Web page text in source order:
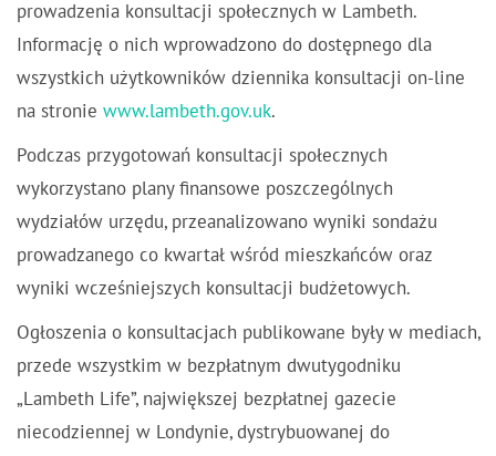
prowadzenia konsultacji społecznych w Lambeth.
Informację o nich wprowadzono do dostępnego dla
wszystkich użytkowników dziennika konsultacji on-line
na stronie www.lambeth.gov.uk.
Podczas przygotowań konsultacji społecznych
wykorzystano plany finansowe poszczególnych
wydziałów urzędu, przeanalizowano wyniki sondażu
prowadzanego co kwartał wśród mieszkańców oraz
wyniki wcześniejszych konsultacji budżetowych.
Ogłoszenia o konsultacjach publikowane były w mediach,
przede wszystkim w bezpłatnym dwutygodniku
„Lambeth Life”, największej bezpłatnej gazecie
niecodziennej w Londynie, dystrybuowanej do